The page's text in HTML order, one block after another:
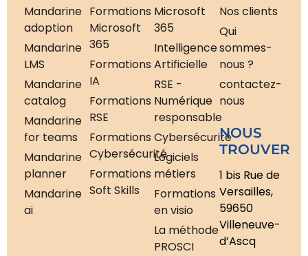
Mandarine
adoption
Mandarine
LMS
Mandarine
catalog
Mandarine
for teams
Mandarine
planner
Mandarine
ai
Formations
Microsoft
365
Formations
IA
Formations
RSE
Formations
Cybersécurité
Formations
Soft Skills
Microsoft
365
Intelligence
Artificielle
RSE -
Numérique
responsable
Cybersécurité
Logiciels
métiers
Formations
en visio
La méthode
PROSCI
Nos clients
Qui
sommes-
nous ?
contactez-
nous
NOUS
TROUVER
1 bis Rue de
Versailles,
59650
Villeneuve-
d’Ascq